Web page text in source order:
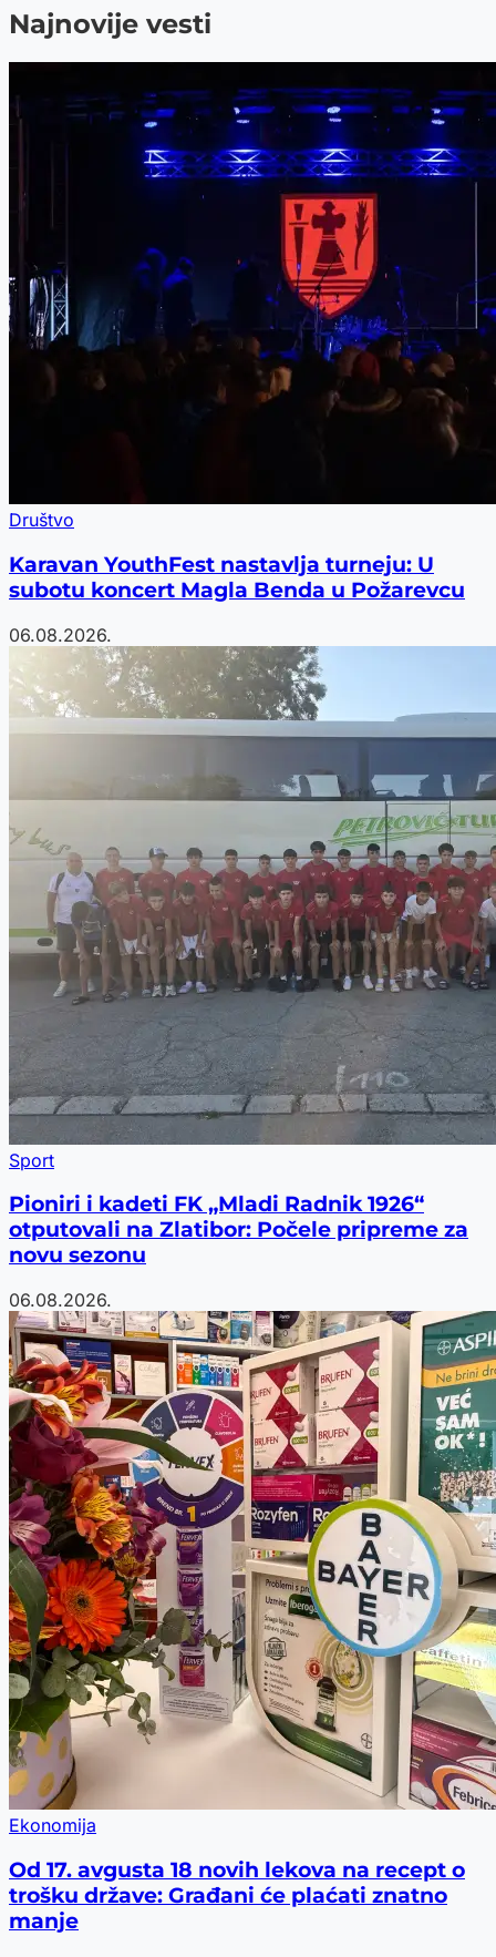
Najnovije vesti
Društvo
Karavan YouthFest nastavlja turneju: U
subotu koncert Magla Benda u Požarevcu
06.08.2026.
Sport
Pioniri i kadeti FK „Mladi Radnik 1926“
otputovali na Zlatibor: Počele pripreme za
novu sezonu
06.08.2026.
Ekonomija
Od 17. avgusta 18 novih lekova na recept o
trošku države: Građani će plaćati znatno
manje